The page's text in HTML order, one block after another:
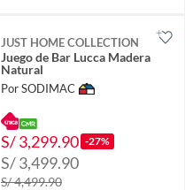
JUST HOME COLLECTION
Juego de Bar Lucca Madera
Natural
Por SODIMAC
S/ 3,299.90 -27%
S/ 3,499.90
S/ 4,499.90